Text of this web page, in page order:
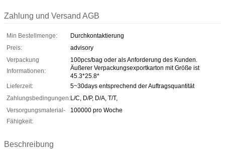
Zahlung und Versand AGB
Min Bestellmenge:
Durchkontaktierung
Preis:
advisory
Verpackung
Informationen:
100pcs/bag oder als Anforderung des Kunden.
Äußerer Verpackungsexportkarton mit Größe ist
45.3*25.8*
Lieferzeit:
5~30days entsprechend der Auftragsquantität
Zahlungsbedingungen:L/C, D/P, D/A, T/T,
Versorgungsmaterial-
Fähigkeit:
100000 pro Woche
Beschreibung